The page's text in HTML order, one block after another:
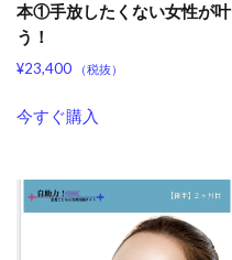
本①手放したくない女性が叶
う！
¥23,400 （税抜）
今すぐ購入